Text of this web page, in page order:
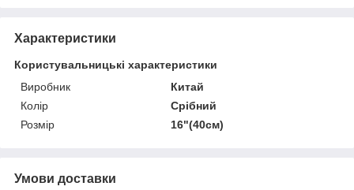
Характеристики
Користувальницькі характеристики
Виробник
Китай
Колір
Срібний
Розмір
16"(40см)
Умови доставки